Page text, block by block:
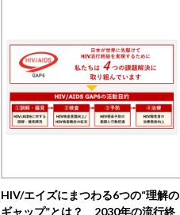
HIV/エイズにまつわる6つの“理解の
ギャップ”とは？ 2030年の流行終